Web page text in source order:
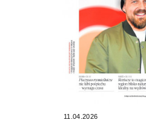
11.04.2026